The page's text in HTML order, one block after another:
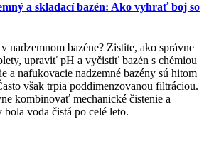
a skladací bazén: Ako vyhrať boj so
nadzemnom bazéne? Zistite, ako správne
upraviť pH a vyčistiť bazén s chémiou
a nafukovacie nadzemné bazény sú hitom
však trpia poddimenzovanou filtráciou.
kombinovať mechanické čistenie a
voda čistá po celé leto.